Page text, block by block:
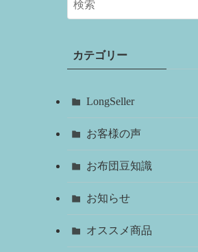
カテゴリー
LongSeller
お客様の声
お布団豆知識
お知らせ
オススメ商品